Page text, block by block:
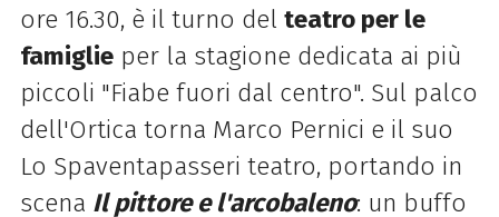
ore 16.30, è il turno del teatro per le
famiglieper la stagione dedicata ai più
piccoli "Fiabe fuori dal centro". Sul palco
dell'Ortica torna Marco Pernici e il suo
Lo Spaventapasseri teatro, portando in
scena Il pittore e l'arcobaleno: un buffo